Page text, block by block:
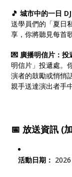
🎵 城市中的一日
送學員們的「夏日
享，你將聽見每首
💌 廣播明信片：投
明信片」投遞處。
演者的鼓勵或悄悄
親手送達演出者手中
📅 放送資訊 (
活動日期：